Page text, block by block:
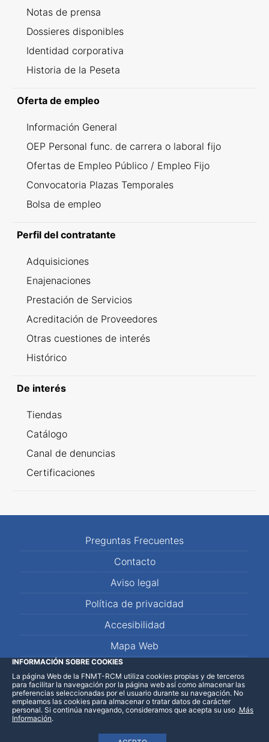
Notas de prensa
Dossieres disponibles
Identidad corporativa
Historia de la Peseta
Oferta de empleo
Información General
OEP Personal func. de carrera o laboral fijo
Ofertas de Empleo Público / Empleo Fijo
Convocatoria Plazas Temporales
Bolsa de empleo
Perfil del contratante
Adquisiciones
Enajenaciones
Prestación de Servicios
Acreditación de Proveedores
Otras cuestiones de interés
Histórico
De interés
Tiendas
Catálogo
Canal de denuncias
Certificaciones
Preguntas Frecuentes
Contacto
Aviso legal
Política de privacidad
Accesibilidad
Mapa Web
LinkedInFacebookWhatsApp
INFORMACIÓN SOBRE COOKIES
La página Web de la FNMT-RCM utiliza cookies propias y de terceros
para facilitar la navegación por la página web así como almacenar las
preferencias seleccionadas por el usuario durante su navegación. No
empleamos las cookies para almacenar o tratar datos de carácter
personal. Si continúa navegando, consideramos que acepta su uso .Más
Información.